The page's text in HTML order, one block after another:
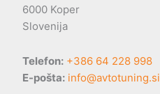
6000 Koper
Slovenija
Telefon: +386 64 228 998
E-pošta: info@avtotuning.si